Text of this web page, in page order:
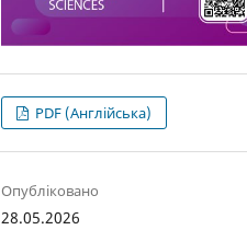
PDF (Англійська)
Опубліковано
28.05.2026